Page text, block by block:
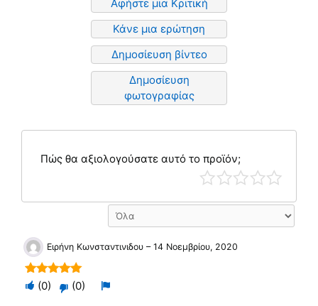
Αφήστε μια Κριτική
Κάνε μια ερώτηση
Δημοσίευση βίντεο
Δημοσίευση
φωτογραφίας
Πώς θα αξιολογούσατε αυτό το προϊόν;
5out of 5
Ειρήνη Κωνσταντινιδου – 14 Νοεμβρίου, 2020
Ψηφίστε
(0)
Ψηφίστε
(0)
Flag